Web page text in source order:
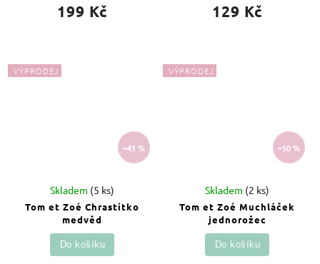
199 Kč 129 Kč
VÝPRODEJ
–41 %
Tom et Zoé Chrastítko
medvěd
Skladem (5 ks)
Do košíku
VÝPRODEJ
–50 %
Tom et Zoé Muchláček
jednorožec
Skladem (2 ks)
Do košíku